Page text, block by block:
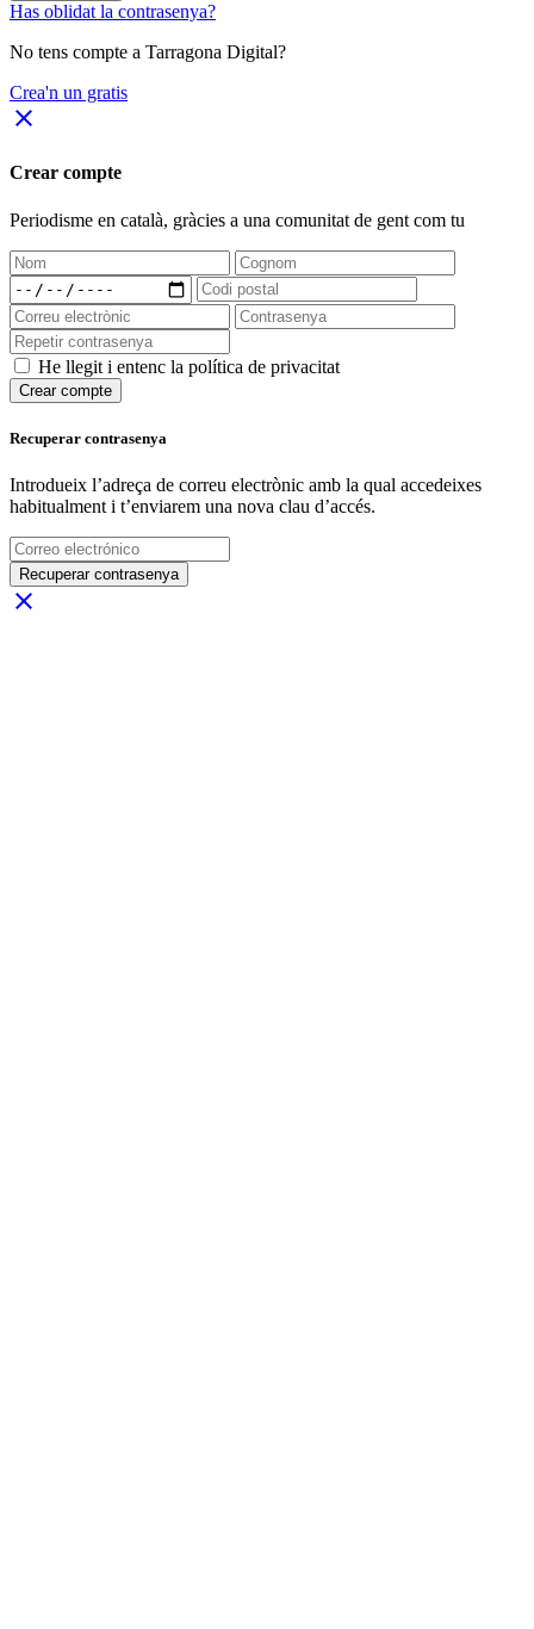
Has oblidat la contrasenya?
No tens compte a Tarragona Digital?
Crea'n un gratis
close
Crear compte
Periodisme en català, gràcies a una comunitat de gent com tu
He llegit i entenc la política de privacitat
Crear compte
Recuperar contrasenya
Introdueix l’adreça de correu electrònic amb la qual accedeixes
habitualment i t’enviarem una nova clau d’accés.
Recuperar contrasenya
close